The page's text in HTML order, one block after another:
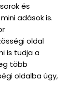
és
adások is.
oldal
is tudja a
több
oldalba úgy,